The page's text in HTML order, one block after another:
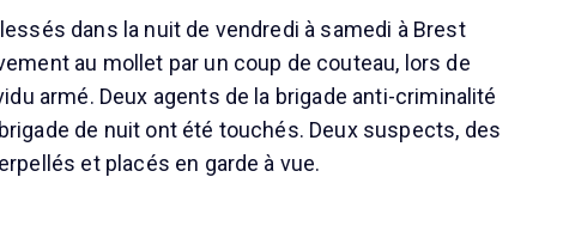
dans la nuit de vendredi à samedi à Brest
au mollet par un coup de couteau, lors de
armé. Deux agents de la brigade anti-criminalité
de nuit ont été touchés. Deux suspects, des
et placés en garde à vue.